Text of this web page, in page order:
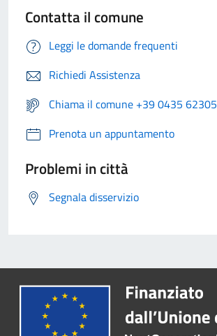
Contatta il comune
Leggi le domande frequenti
Richiedi Assistenza
Chiama il comune +39 0435 62305
Prenota un appuntamento
Problemi in città
Segnala disservizio